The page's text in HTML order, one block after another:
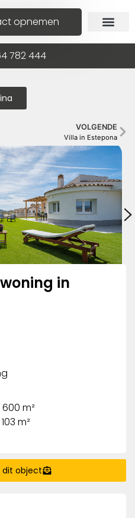
opnemen
782 444
VOLGENDE
Villa in Estepona
in
m²
m²
dit object